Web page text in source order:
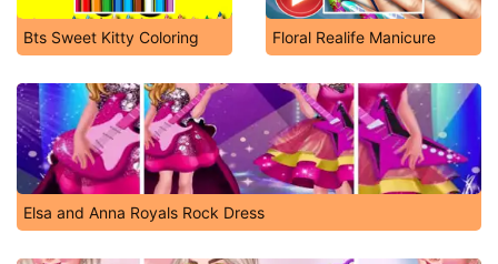
Bts Sweet Kitty Coloring Floral Realife Manicure
Elsa and Anna Royals Rock Dress